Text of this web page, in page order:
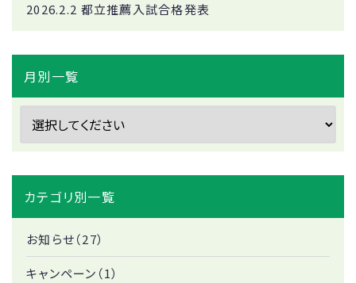
2026.2.2 都立推薦入試合格発表
月別一覧
カテゴリ別一覧
お知らせ（27）
キャンペーン（1）